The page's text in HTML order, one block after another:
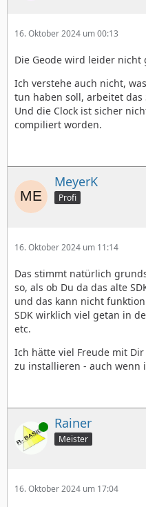
16. Oktober 2024 um 00:13
Die Geode wird leider nicht
Ich verstehe auch nicht,
tun haben soll, arbeitet das
Und die Clock ist sicher
compiliert worden.
MeyerK
Profi
16. Oktober 2024 um 11:14
Das stimmt natürlich
so, als ob Du da das alte
und das kann nicht
SDK wirklich viel getan in
etc.
Ich hätte viel Freude mit
zu installieren - auch wenn
Online Rainer
Meister
16. Oktober 2024 um 17:04